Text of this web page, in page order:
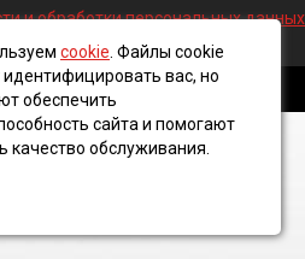
и обработки персональных данных
компания, 2016 ©
cookie . Файлы cookie
идентифицировать вас, но
обеспечить
сайта и помогают
качество обслуживания.